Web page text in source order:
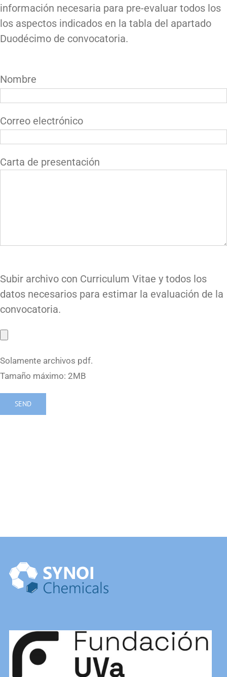
información necesaria para pre-evaluar todos los
los aspectos indicados en la tabla del apartado
Duodécimo de convocatoria.
Nombre
Correo electrónico
Carta de presentación
Subir archivo con Curriculum Vitae y todos los
datos necesarios para estimar la evaluación de la
convocatoria.
Solamente archivos pdf.
Tamaño máximo: 2MB